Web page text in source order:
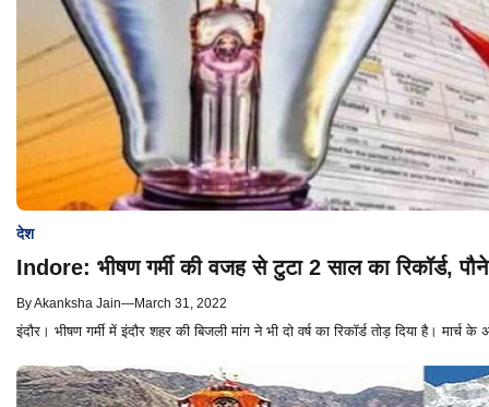
देश
Indore: भीषण गर्मी की वजह से टुटा 2 साल का रिकॉर्ड,
ByAkanksha Jain—March 31, 2022
इंदौर। भीषण गर्मी में इंदौर शहर की बिजली मांग ने भी दो वर्ष का रिकॉर्ड तोड़ दिया है। मार्च